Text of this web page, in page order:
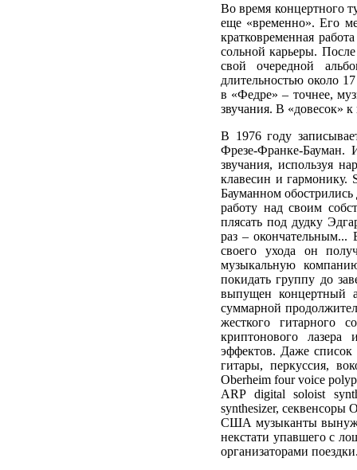
Во время концертного
еще «временно». Его
кратковременная
сольной карьеры.
свой очередной
длительностью около
в «Федре» – точнее,
звучания. В «довесок»
В 1976 году
Фрезе-Франке-Бауман.
звучания, используя
клавесин и гармонику.
Бауманном обострились
работу над своим
плясать под дудку
раз – окончательным...
своего ухода он
музыкальную
покидать группу до
выпущен концертный
суммарной
жесткого гитарного
криптонового
эффектов. Даже список
гитары, перкуссия,
Oberheim four voice
ARP digital soloist
synthesizer, секвенсоры
США музыканты
некстати упавшего с
организаторами